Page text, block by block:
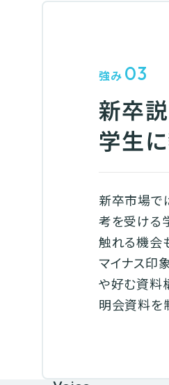
強み 03
新卒
学生
新卒市場で
考を受ける
触れる機会
マイナス印
や好む資料
明会資料を